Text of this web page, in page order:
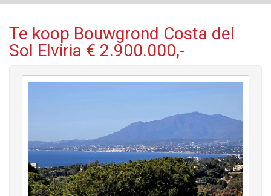
Te koop Bouwgrond Costa del
Sol Elviria € 2.900.000,-